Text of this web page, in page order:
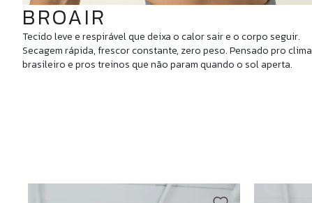
BROAIR
Tecido leve e respirável que deixa o calor sair e o corpo seguir.
Secagem rápida, frescor constante, zero peso. Pensado pro clima
brasileiro e pros treinos que não param quando o sol aperta.